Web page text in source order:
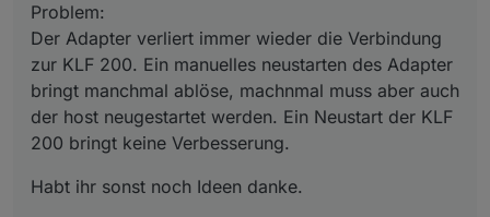
Problem:
Der Adapter verliert immer wieder die Verbindung
zur KLF 200. Ein manuelles neustarten des Adapter
bringt manchmal ablöse, machnmal muss aber auch
der host neugestartet werden. Ein Neustart der KLF
200 bringt keine Verbesserung.
Habt ihr sonst noch Ideen danke.